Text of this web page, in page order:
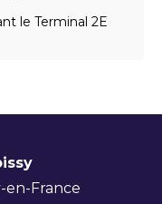
le Terminal 2E
en-France